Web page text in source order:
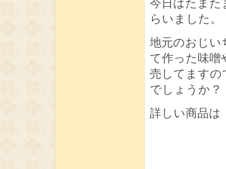
今日はたまた
らいました。
地元のおじい
て作った味噌
売してますの
でしょうか？
詳しい商品